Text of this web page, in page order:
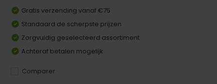
Gratis verzending vanaf €75
Standaard de scherpste prijzen
Zorgvuldig geselecteerd assortiment
Achteraf betalen mogelijk
Comparer